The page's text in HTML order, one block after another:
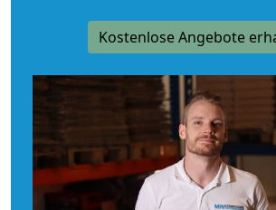
Kostenlose Angebote